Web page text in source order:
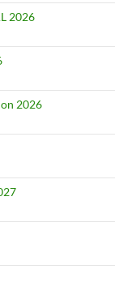
2026
2026